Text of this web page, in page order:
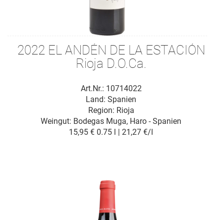
2022 EL ANDÉN DE LA ESTACIÓN
Rioja D.O.Ca.
Art.Nr.: 10714022
Weingut: Bodegas Muga, Haro - Spanien
Region: Rioja
Land: Spanien
15,95 € 0.75 l | 21,27 €/l